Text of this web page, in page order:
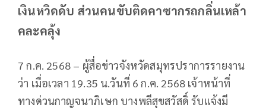
เงินหวิดดับ ส่วนคนขับติดคาซากรถกลิ่นเหล้า
คละคลุ้ง
7 ก.ค. 2568 – ผู้สื่อข่าวจังหวัดสมุทรปราการรายงาน
ว่า เมื่อเวลา 19.35 น.วันที่ 6 ก.ค. 2568 เจ้าหน้าที่
ทางด่วนกาญจนาภิเษก บางพลีสุขสวัสดิ์ รับแจ้งมี